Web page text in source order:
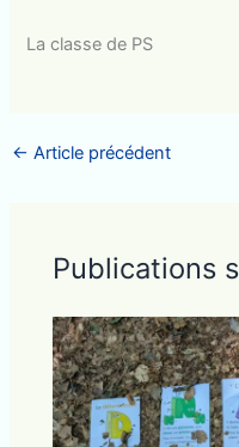
La classe de PS
← Article précédent
Publications